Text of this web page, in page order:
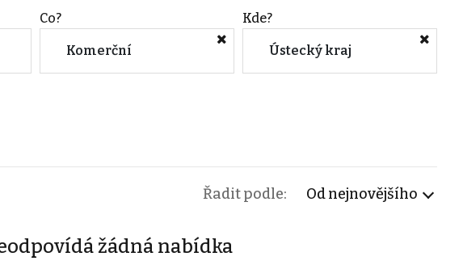
Co?
Komerční
Kde?
Ústecký kraj
Řadit podle: Od nejnovějšího
žádná nabídka